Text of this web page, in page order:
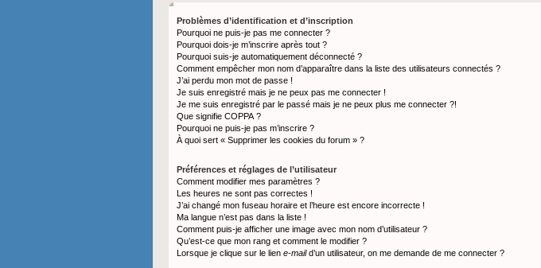
Problèmes d’identification et d’inscription
Pourquoi ne puis-je pas me connecter ?
Pourquoi dois-je m’inscrire après tout ?
Pourquoi suis-je automatiquement déconnecté ?
Comment empêcher mon nom d’apparaître dans la liste des utilisateurs connectés ?
J’ai perdu mon mot de passe !
Je suis enregistré mais je ne peux pas me connecter !
Je me suis enregistré par le passé mais je ne peux plus me connecter ?!
Que signifie COPPA ?
Pourquoi ne puis-je pas m’inscrire ?
À quoi sert « Supprimer les cookies du forum » ?
Préférences et réglages de l’utilisateur
Comment modifier mes paramètres ?
Les heures ne sont pas correctes !
J’ai changé mon fuseau horaire et l’heure est encore incorrecte !
Ma langue n’est pas dans la liste !
Comment puis-je afficher une image avec mon nom d’utilisateur ?
Qu’est-ce que mon rang et comment le modifier ?
Lorsque je clique sur le lien e-maild’un utilisateur, on me demande de me connecter ?